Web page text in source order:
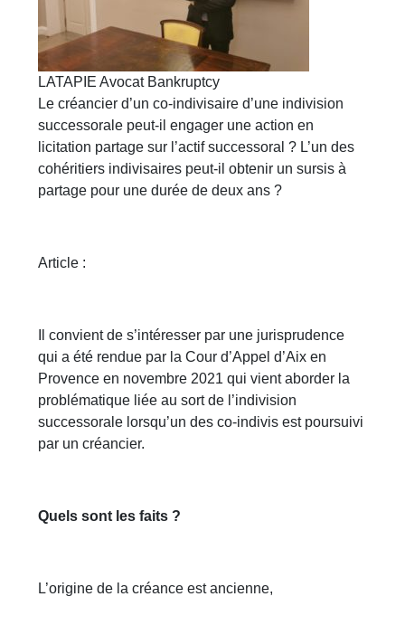
LATAPIE Avocat Bankruptcy
Le créancier d’un co-indivisaire d’une indivision
successorale peut-il engager une action en
licitation partage sur l’actif successoral ? L’un des
cohéritiers indivisaires peut-il obtenir un sursis à
partage pour une durée de deux ans ?
Article :
Il convient de s’intéresser par une jurisprudence
qui a été rendue par la Cour d’Appel d’Aix en
Provence en novembre 2021 qui vient aborder la
problématique liée au sort de l’indivision
successorale lorsqu’un des co-indivis est poursuivi
par un créancier.
Quels sont les faits ?
L’origine de la créance est ancienne,